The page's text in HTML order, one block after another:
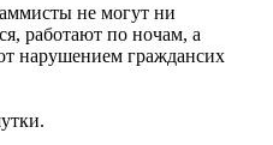
не могут ни
работают по ночам, а
нарушением граждансих